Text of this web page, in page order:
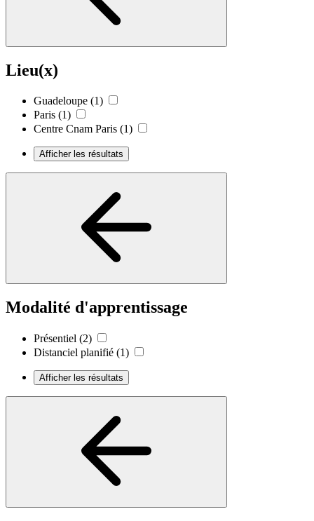
Lieu(x)
Guadeloupe (1)
Paris (1)
Centre Cnam Paris (1)
Afficher les résultats
Modalité d'apprentissage
Présentiel (2)
Distanciel planifié (1)
Afficher les résultats